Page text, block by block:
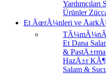
Yardımcıları
Ürünler
Et ÃœrÃ¼nleri ve
Et Dana
& PastÄ±rma
HazÄ±r
Salam &